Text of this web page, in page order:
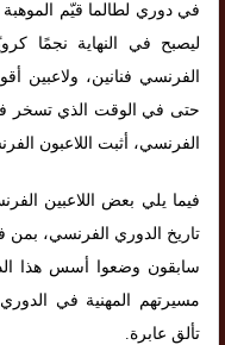
في دوري لطالما قيّم الموهبة
ليصبح في النهاية نجمًا
الفرنسي فنانين، ولاعبين
حتى في الوقت الذي تسخر
الفرنسي، أثبت اللاعبون
فيما يلي بعض اللاعبين
تاريخ الدوري الفرنسي، بمن
سابقون وضعوا أسس هذا
مسيرتهم المهنية في
تألق عابرة.